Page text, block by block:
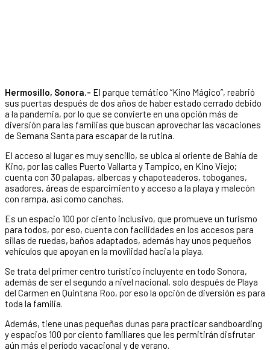
Hermosillo, Sonora.- El parque temático “Kino Mágico”, reabrió
sus puertas después de dos años de haber estado cerrado debido
a la pandemia, por lo que se convierte en una opción más de
diversión para las familias que buscan aprovechar las vacaciones
de Semana Santa para escapar de la rutina.
El acceso al lugar es muy sencillo, se ubica al oriente de Bahía de
Kino, por las calles Puerto Vallarta y Tampico, en Kino Viejo;
cuenta con 30 palapas, albercas y chapoteaderos, toboganes,
asadores, áreas de esparcimiento y acceso a la playa y malecón
con rampa, así como canchas.
Es un espacio 100 por ciento inclusivo, que promueve un turismo
para todos, por eso, cuenta con facilidades en los accesos para
sillas de ruedas, baños adaptados, además hay unos pequeños
vehículos que apoyan en la movilidad hacia la playa.
Se trata del primer centro turístico incluyente en todo Sonora,
además de ser el segundo a nivel nacional, solo después de Playa
del Carmen en Quintana Roo, por eso la opción de diversión es para
toda la familia.
Además, tiene unas pequeñas dunas para practicar sandboarding
y espacios 100 por ciento familiares que les permitirán disfrutar
aún más el período vacacional y de verano.